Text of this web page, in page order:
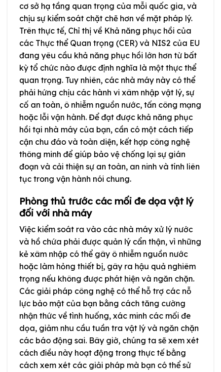
cơ sở hạ tầng quan trọng của mỗi quốc gia, và
chịu sự kiểm soát chặt chẽ hơn về mặt pháp lý.
Trên thực tế, Chỉ thị về Khả năng phục hồi của
các Thực thể Quan trọng (CER) và NIS2 của EU
đang yêu cầu khả năng phục hồi lớn hơn từ bất
kỳ tổ chức nào được định nghĩa là một thực thể
quan trọng. Tuy nhiên, các nhà máy này có thể
phải hứng chịu các hành vi xâm nhập vật lý, sự
cố an toàn, ô nhiễm nguồn nước, tấn công mạng
hoặc lỗi vận hành. Để đạt được khả năng phục
hồi tại nhà máy của bạn, cần có một cách tiếp
cận chu đáo và toàn diện, kết hợp công nghệ
thông minh để giúp bảo vệ chống lại sự gián
đoạn và cải thiện sự an toàn, an ninh và tính liên
tục trong vận hành nói chung.
Phòng thủ trước các mối đe dọa vật lý
đối với nhà máy
Việc kiểm soát ra vào các nhà máy xử lý nước
và hồ chứa phải được quản lý cẩn thận, vì những
kẻ xâm nhập có thể gây ô nhiễm nguồn nước
hoặc làm hỏng thiết bị, gây ra hậu quả nghiêm
trọng nếu không được phát hiện và ngăn chặn.
Các giải pháp công nghệ có thể hỗ trợ các nỗ
lực bảo mật của bạn bằng cách tăng cường
nhận thức về tình huống, xác minh các mối đe
dọa, giảm nhu cầu tuần tra vật lý và ngăn chặn
các báo động sai. Bây giờ, chúng ta sẽ xem xét
cách điều này hoạt động trong thực tế bằng
cách xem xét các giải pháp mà bạn có thể sử